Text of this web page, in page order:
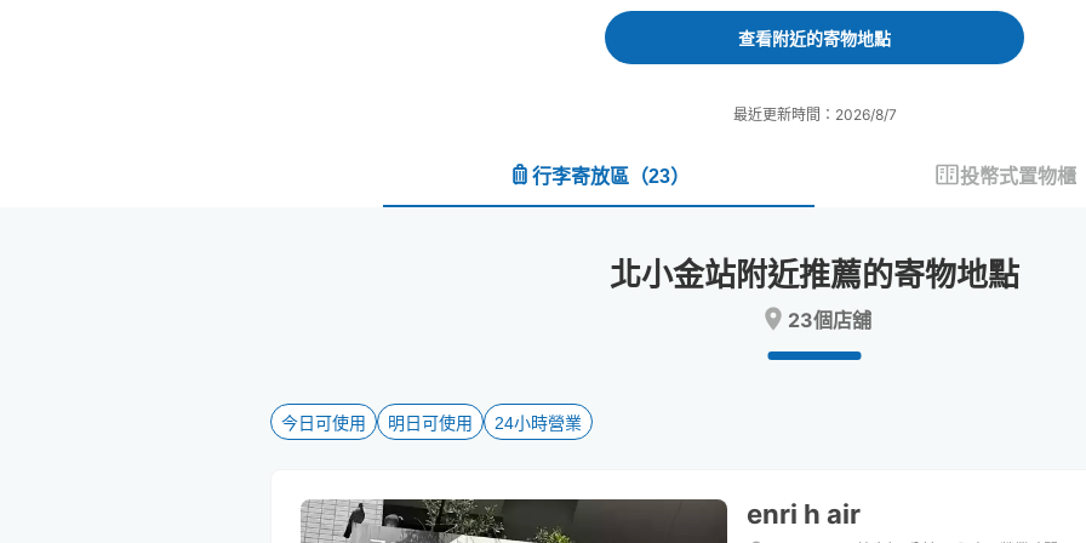
forward
to
the
calendar
select
the
backward
interact
select
the
查看附近的寄物地點
最近更新時間：2026/8/7
行李寄放區 （23） 投幣式置物櫃
北小金站附近推薦的寄物地點
23個店舖
今日可使用 明日可使用 24小時營業
enri h air